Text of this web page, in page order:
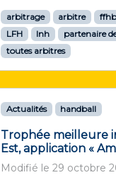
arbitrage arbitre ffhb
LFH
lnh partenaire
toutes arbitres
Actualités handball
Trophée meilleure
Est, application «
Modifié le 29 octobre